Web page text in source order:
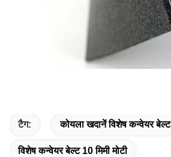
टैग: कोयला खदानें विशेष कन्वेयर बेल्ट
विशेष कन्वेयर बेल्ट 10 मिमी मोटी